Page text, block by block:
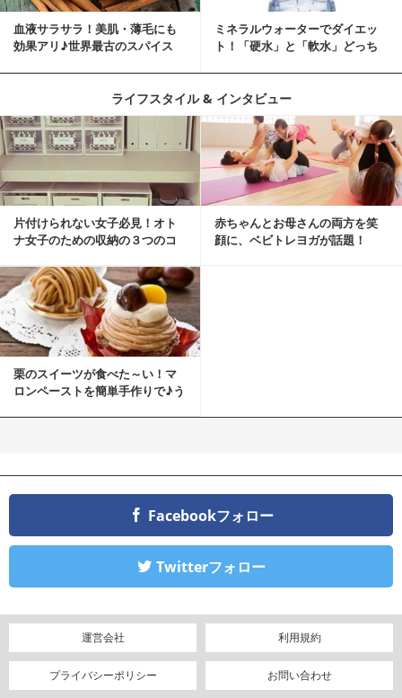
血液サラサラ！美肌・薄毛にも
効果アリ♪世界最古のスパイス
ミネラルウォーターでダイエッ
ト！「硬水」と「軟水」どっち
ライフスタイル & インタビュー
片付けられない女子必見！オト
ナ女子のための収納の３つのコ
赤ちゃんとお母さんの両方を笑
顔に、ベビトレヨガが話題！
栗のスイーツが食べた～い！マ
ロンペーストを簡単手作りで♪う
Facebookフォロー
Twitterフォロー
運営会社 利用規約
プライバシーポリシー お問い合わせ